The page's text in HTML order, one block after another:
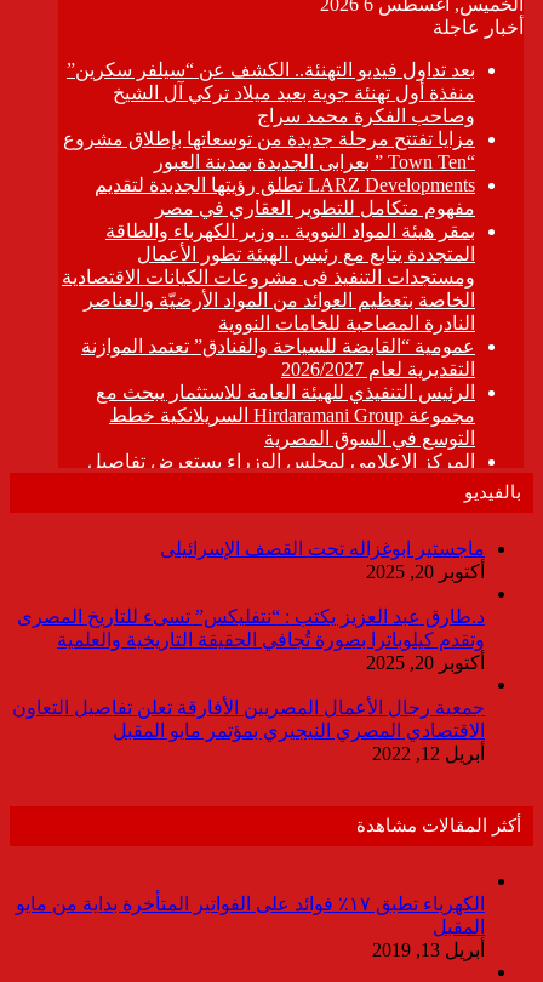
بالفيديو
ماجستير ابوغزاله تحت القصف الإسرائيلى
أكتوبر 20, 2025
د.طارق عبد العزيز يكتب : “نتفليكس” تسىء للتاريخ المصرى
وتقدم كيلوباترا بصورة تُجافي الحقيقة التاريخية والعلمية
أكتوبر 20, 2025
جمعية رجال الأعمال المصريين الأفارقة تعلن تفاصيل التعاون
الاقتصادي المصري النيجيري بمؤتمر مايو المقبل
أبريل 12, 2022
أكثر المقالات مشاهدة
الكهرباء تطبق ١٧٪ فوائد على الفواتير المتأخرة بداية من مايو
المقبل
أبريل 13, 2019